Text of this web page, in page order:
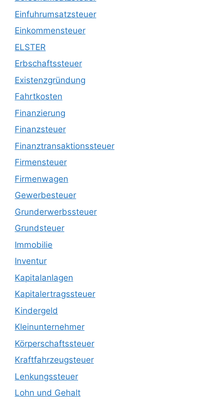
Einfuhrumsatzsteuer
Einkommensteuer
ELSTER
Erbschaftssteuer
Existenzgründung
Fahrtkosten
Finanzierung
Finanzsteuer
Finanztransaktionssteuer
Firmensteuer
Firmenwagen
Gewerbesteuer
Grunderwerbssteuer
Grundsteuer
Immobilie
Inventur
Kapitalanlagen
Kapitalertragssteuer
Kindergeld
Kleinunternehmer
Körperschaftssteuer
Kraftfahrzeugsteuer
Lenkungssteuer
Lohn und Gehalt